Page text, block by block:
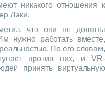
никакого отношения к
Лаки.
что они не должны
нужно работать вместе,
По его словам,
против них, и VR-
принять виртуальную